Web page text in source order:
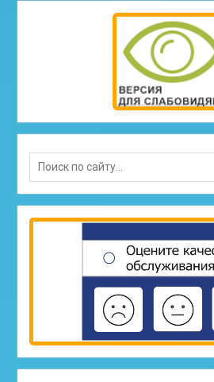
Search
for: